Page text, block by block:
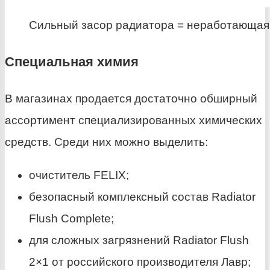
Сильный засор радиатора = неработающая
Специальная химия
В магазинах продается достаточно обширный
ассортимент специализированных химических
средств. Среди них можно выделить:
очиститель FELIX;
безопасный комплексный состав Radiator
Flush Complete;
для сложных загрязнений Radiator Flush
2×1 от российского производителя Лавр;